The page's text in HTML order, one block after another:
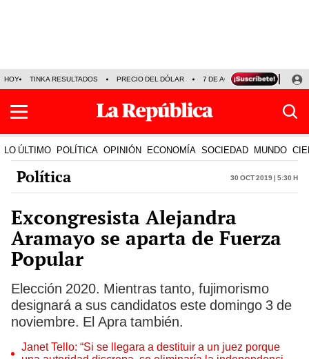
HOY TINKA RESULTADOS PRECIO DEL DÓLAR 7 DE AGOSTO OLLANTA
LO ÚLTIMO POLÍTICA OPINIÓN ECONOMÍA SOCIEDAD MUNDO
Política 30 Oct 2019 | 5:30 h
Excongresista Alejandra
Aramayo se aparta de Fuerza
Popular
Elección 2020. Mientras tanto, fujimorismo
designará a sus candidatos este domingo 3 de
noviembre. El Apra también.
Janet Tello: “Si se llegara a destituir a un juez porque